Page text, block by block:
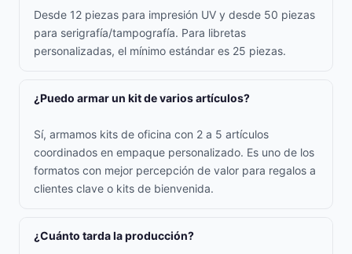
Desde 12 piezas para impresión UV y desde 50 piezas
para serigrafía/tampografía. Para libretas
personalizadas, el mínimo estándar es 25 piezas.
¿Puedo armar un kit de varios artículos?
Sí, armamos kits de oficina con 2 a 5 artículos
coordinados en empaque personalizado. Es uno de los
formatos con mejor percepción de valor para regalos a
clientes clave o kits de bienvenida.
¿Cuánto tarda la producción?